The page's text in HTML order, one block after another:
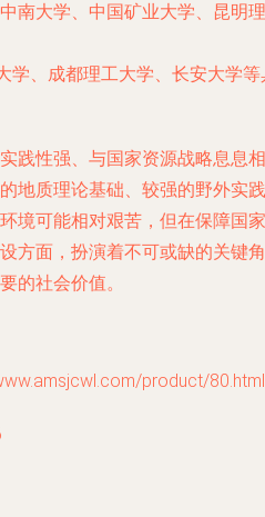
南大学、中国矿业大学、昆明理
学、成都理工大学、长安大学等
践性强、与国家资源战略息息相
地质理论基础、较强的野外实践
境可能相对艰苦，但在保障国家
方面，扮演着不可或缺的关键角
的社会价值。
product/80.html